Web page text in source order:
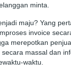
minta.
maju? Yang
invoice
merepotkan
massal dan
waktu.